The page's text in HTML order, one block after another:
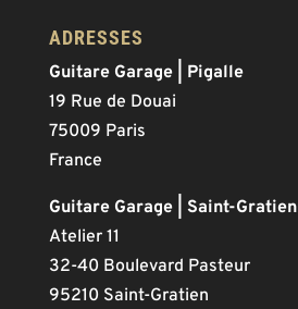
ADRESSES
Guitare Garage | Pigalle
19 Rue de Douai
75009 Paris
France
Guitare Garage | Saint-Gratien
Atelier 11
32-40 Boulevard Pasteur
95210 Saint-Gratien